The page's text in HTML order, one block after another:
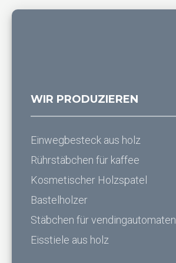
WIR PRODUZIEREN
Einwegbesteck aus holz
Rührstäbchen für kaffee
Kosmetischer Holzspatel
Bastelholzer
Stäbchen für vendingautomaten
Eisstiele aus holz